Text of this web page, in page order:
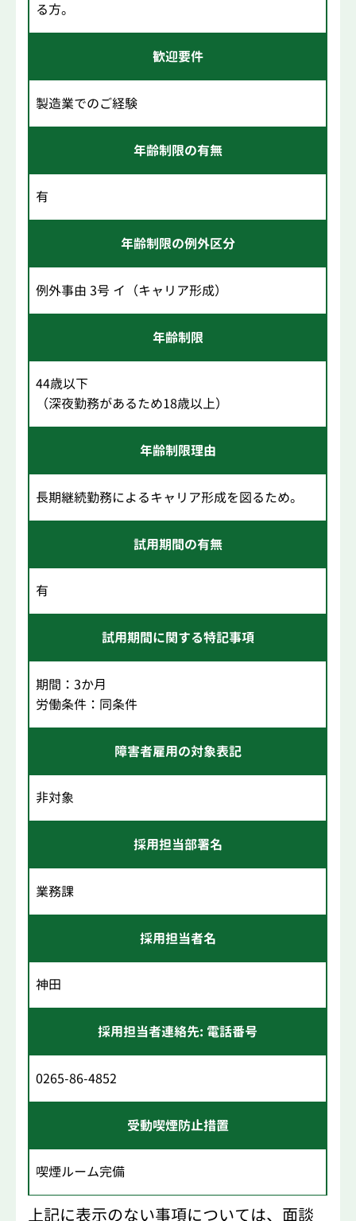
る方。
歓迎要件
製造業でのご経験
年齢制限の有無
有
年齢制限の例外区分
例外事由 3号 イ（キャリア形成）
年齢制限
44歳以下
（深夜勤務があるため18歳以上）
年齢制限理由
長期継続勤務によるキャリア形成を図るため。
試用期間の有無
有
試用期間に関する特記事項
期間：3か月
労働条件：同条件
障害者雇用の対象表記
非対象
採用担当部署名
業務課
採用担当者名
神田
採用担当者連絡先: 電話番号
0265-86-4852
受動喫煙防止措置
喫煙ルーム完備
上記に表示のない事項については、面談